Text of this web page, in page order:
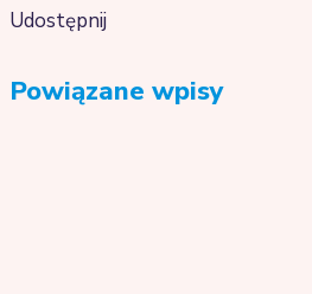
Udostępnij
Powiązane wpisy